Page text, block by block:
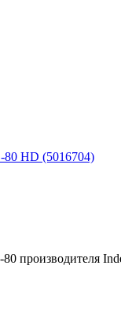
производителя